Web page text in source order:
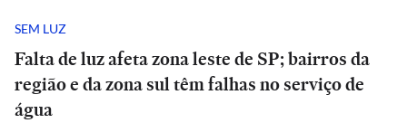
SEM LUZ
Falta de luz afeta zona leste de SP; bairros da
região e da zona sul têm falhas no serviço de
água